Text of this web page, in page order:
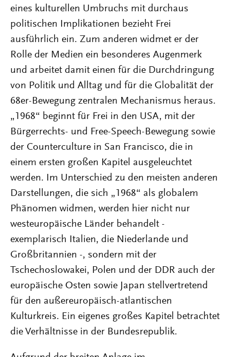
eines kulturellen Umbruchs mit durchaus
politischen Implikationen bezieht Frei
ausführlich ein. Zum anderen widmet er der
Rolle der Medien ein besonderes Augenmerk
und arbeitet damit einen für die Durchdringung
von Politik und Alltag und für die Globalität der
68er-Bewegung zentralen Mechanismus heraus.
„1968“ beginnt für Frei in den USA, mit der
Bürgerrechts- und Free-Speech-Bewegung sowie
der Counterculture in San Francisco, die in
einem ersten großen Kapitel ausgeleuchtet
werden. Im Unterschied zu den meisten anderen
Darstellungen, die sich „1968“ als globalem
Phänomen widmen, werden hier nicht nur
westeuropäische Länder behandelt -
exemplarisch Italien, die Niederlande und
Großbritannien -, sondern mit der
Tschechoslowakei, Polen und der DDR auch der
europäische Osten sowie Japan stellvertretend
für den außereuropäisch-atlantischen
Kulturkreis. Ein eigenes großes Kapitel betrachtet
die Verhältnisse in der Bundesrepublik.